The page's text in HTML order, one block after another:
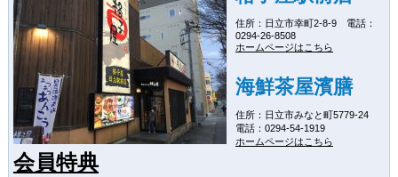
住所：日立市幸町2-8-9 電話：
0294-26-8508
ホームページはこちら
海鮮茶屋濱膳
住所：日立市みなと町5779-24
電話：0294-54-1919
ホームページはこちら
会員特典